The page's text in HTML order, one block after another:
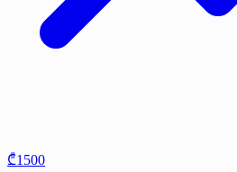
₾1500